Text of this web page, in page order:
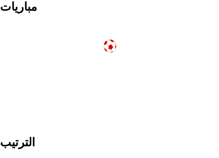
مباريات
الترتيب